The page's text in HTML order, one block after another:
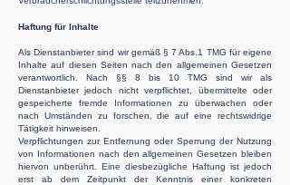
Haftung für Inhalte
Als Dienstanbieter sind wir gemäß § 7 Abs.1 TMG für eigene
Inhalte auf diesen Seiten nach den allgemeinen Gesetzen
verantwortlich. Nach §§ 8 bis 10 TMG sind wir als
Dienstanbieter jedoch nicht verpflichtet, übermittelte oder
gespeicherte fremde Informationen zu überwachen oder
nach Umständen zu forschen, die auf eine rechtswidrige
Tätigkeit hinweisen.
Verpflichtungen zur Entfernung oder Sperrung der Nutzung
von Informationen nach den allgemeinen Gesetzen bleiben
hiervon unberührt. Eine diesbezügliche Haftung ist jedoch
erst ab dem Zeitpunkt der Kenntnis einer konkreten